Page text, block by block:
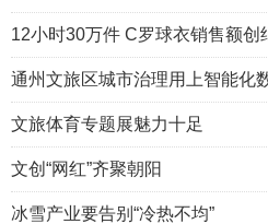
12小时30万件 C罗球衣销售额创
通州文旅区城市治理用上智能化
文旅体育专题展魅力十足
文创“网红”齐聚朝阳
冰雪产业要告别“冷热不均”